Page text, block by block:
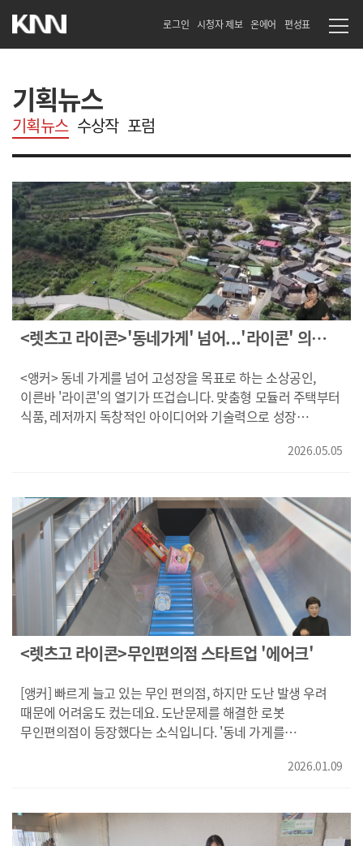
로그인 시청자 제보 온에어 편성표
기획뉴스
기획뉴스 수상작 포럼
<렛츠고 라이콘>'동네가게' 넘어...'라이콘' 의
<앵커> 동네 가게를 넘어 고성장을 목표로 하는 소상공인,
이른바 '라이콘'의 열기가 뜨겁습니다. 맞춤형 모듈러 주택부터
식품, 레저까지 독창적인 아이디어와 기술력으로 성장
논과 밭이 어우러진 밀양의 농촌마을에 색다른 주거 공간이
공법'으로 지어진 집입니다. 설계 자동화 시스템을 통해 단 6주
만에 맞춤형 제작을 마친 뒤, 하루만에 현장 설치가
완료됐습니다. 기존 건축 대비 시간과 비용을 줄일 수 있어
주거와 숙박 시장에서 빠르게 확산되고 있습니다. {하성민/
유닛랩 대표/"LH 라던지 다양한 사업체의 모듈러 사업을
적용할 때 빠르게 검토하고 민간사업자들도 마찬가지로
그런식으로 진행할 수 있도록 솔루션에 좀 더 집중하고
있습니다."} 자체 개발한 식물성 햄을 활용해 냉동 볶음밥으로
시장 공략에 나선 부산의 한 식품 스타트업입니다. 건강과
시장을 겨냥하고 있습니다. 최근 식품안전관리 인증을 받아
품질 신뢰도를 높였고, 생산제품을 지역에 기부하는 등 상생의
가치도 실천하고 있습니다. 향후 가정간편식과 식물성 분말,
대표/"저희 제품 특징이라고 하면 국내 최초로 식물성 발효
자연 자원과 레저활동을 연결한 캠핑 프로그램입니다. 카누
2026.05.05
<렛츠고 라이콘>무인편의점 스타트업 '에어크'
[앵커] 빠르게 늘고 있는 무인 편의점, 하지만 도난 발생 우려
때문에 어려움도 컸는데요. 도난문제를 해결한 로봇
무인편의점이 등장했다는 소식입니다. '동네 가게를
않습니다. 바코드 센서와 상품 수거함만 갖추고 있는 이 곳은
전국 첫 'AI로봇 무인편의점'입니다. 미리 결제를 하고 준비된
2026.01.09